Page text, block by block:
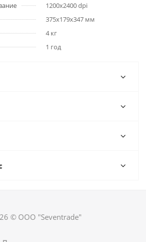
1200x2400 dpi
375х179х347 мм
4 кг
1 год
© ООО "Seventrade"